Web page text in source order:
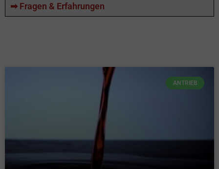
➡ Fragen & Erfahrungen
ANTRIEB